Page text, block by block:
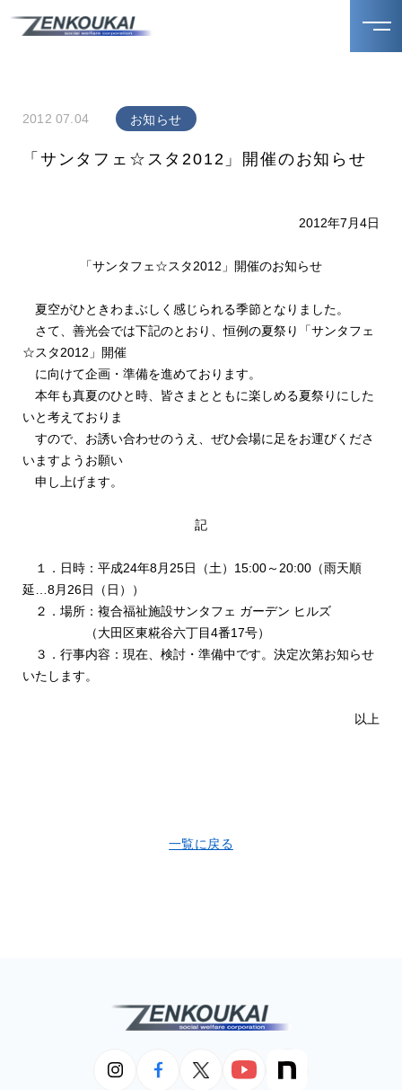
2012 07.04 お知らせ
「サンタフェ☆スタ2012」開催のお知らせ
2012年7月4日
「サンタフェ☆スタ2012」開催のお知らせ
夏空がひときわまぶしく感じられる季節となりました。
さて、善光会では下記のとおり、恒例の夏祭り「サンタフェ
☆スタ2012」開催
に向けて企画・準備を進めております。
本年も真夏のひと時、皆さまとともに楽しめる夏祭りにした
いと考えておりま
すので、お誘い合わせのうえ、ぜひ会場に足をお運びくださ
いますようお願い
申し上げます。
記
１．日時：平成24年8月25日（土）15:00～20:00（雨天順
延…8月26日（日））
２．場所：複合福祉施設サンタフェ ガーデン ヒルズ
（大田区東糀谷六丁目4番17号）
３．行事内容：現在、検討・準備中です。決定次第お知らせ
いたします。
以上
一覧に戻る